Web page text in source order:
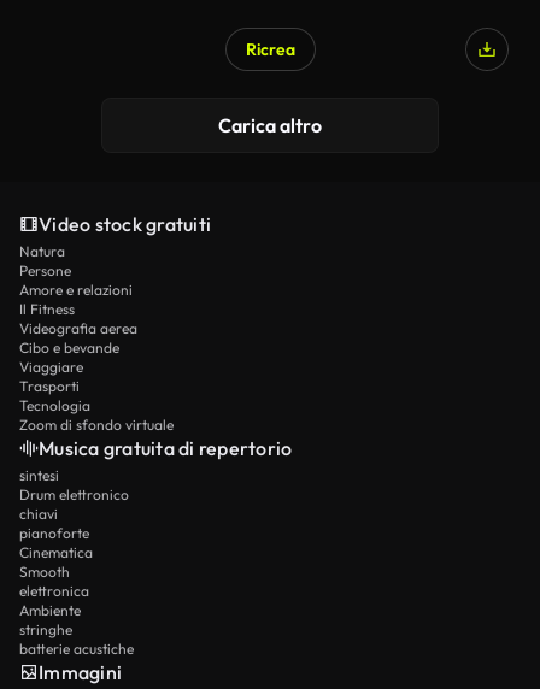
Ricrea
Carica altro
Video stock gratuiti
Natura
Persone
Amore e relazioni
Il Fitness
Videografia aerea
Cibo e bevande
Viaggiare
Trasporti
Tecnologia
Zoom di sfondo virtuale
Musica gratuita di repertorio
sintesi
Drum elettronico
chiavi
pianoforte
Cinematica
Smooth
elettronica
Ambiente
stringhe
batterie acustiche
Immagini